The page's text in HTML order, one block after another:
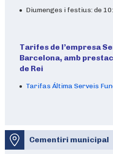
Diumenges i festius: de
Tarifes de l’empresa
Barcelona, amb
de Rei
Tarifas Áltima Serveis
Cementiri municipal